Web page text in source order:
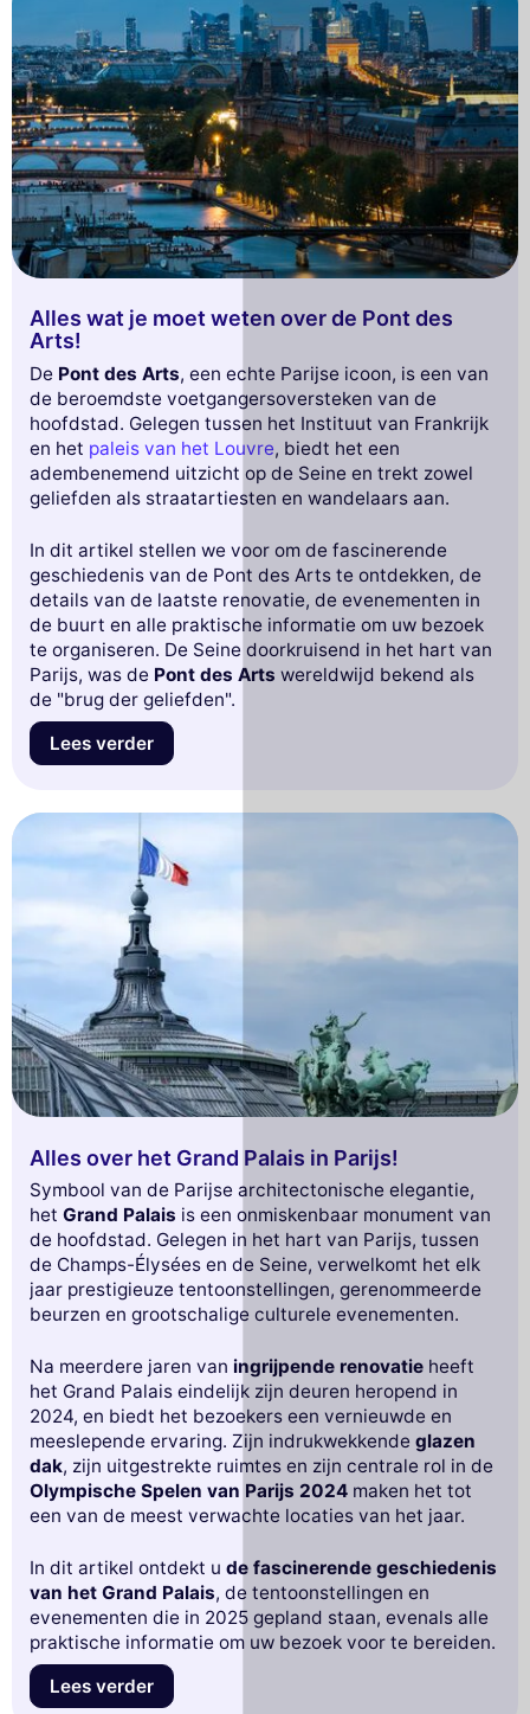
Alles wat je moet weten over de Pont des
Arts!
De Pont des Arts, een echte Parijse icoon, is een van
de beroemdste voetgangersoversteken van de
hoofdstad. Gelegen tussen het Instituut van Frankrijk
en het paleis van het Louvre, biedt het een
adembenemend uitzicht op de Seine en trekt zowel
geliefden als straatartiesten en wandelaars aan.
In dit artikel stellen we voor om de fascinerende
geschiedenis van de Pont des Arts te ontdekken, de
details van de laatste renovatie, de evenementen in
de buurt en alle praktische informatie om uw bezoek
te organiseren. De Seine doorkruisend in het hart van
Parijs, was de Pont des Arts wereldwijd bekend als
de "brug der geliefden".
Lees verder
Alles over het Grand Palais in Parijs!
Symbool van de Parijse architectonische elegantie,
het Grand Palais is een onmiskenbaar monument van
de hoofdstad. Gelegen in het hart van Parijs, tussen
de Champs-Élysées en de Seine, verwelkomt het elk
jaar prestigieuze tentoonstellingen, gerenommeerde
beurzen en grootschalige culturele evenementen.
Na meerdere jaren van ingrijpende renovatie heeft
het Grand Palais eindelijk zijn deuren heropend in
2024, en biedt het bezoekers een vernieuwde en
meeslepende ervaring. Zijn indrukwekkende glazen
dak, zijn uitgestrekte ruimtes en zijn centrale rol in de
Olympische Spelen van Parijs 2024 maken het tot
een van de meest verwachte locaties van het jaar.
In dit artikel ontdekt u de fascinerende geschiedenis
van het Grand Palais, de tentoonstellingen en
evenementen die in 2025 gepland staan, evenals alle
praktische informatie om uw bezoek voor te bereiden.
Lees verder